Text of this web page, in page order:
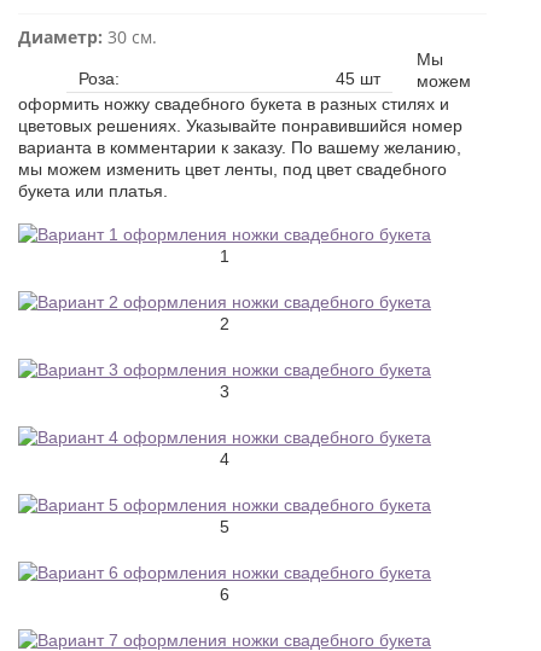
Диаметр: 30 см.
Роза: 45 шт
Мы
можем
оформить ножку свадебного букета в разных стилях и
цветовых решениях. Указывайте понравившийся номер
варианта в комментарии к заказу. По вашему желанию,
мы можем изменить цвет ленты, под цвет свадебного
букета или платья.
1
2
3
4
5
6